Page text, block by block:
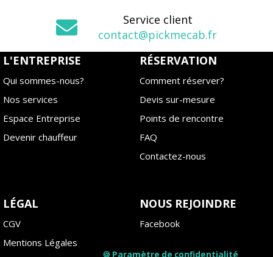
Service client
contact@pickmecab.fr
L'ENTREPRISE
Qui sommes-nous?
Nos services
Espace Entreprise
Devenir chauffeur
RÉSERVATION
Comment réserver?
Devis sur-mesure
Points de rencontre
FAQ
Contactez-nous
LÉGAL
CGV
Mentions Légales
NOUS REJOINDRE
Facebook
🍪 Paramètre de confidentialité